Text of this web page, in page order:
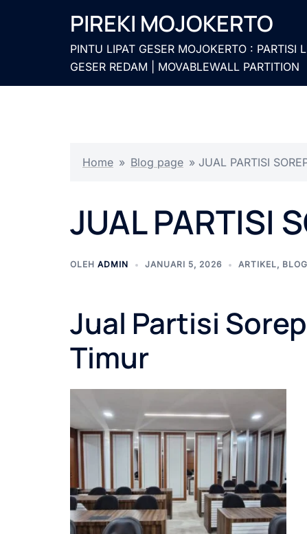
PIREKI MOJOKERTO
PINTU LIPAT GESER MOJOKERTO : PARTISI
GESER REDAM | MOVABLEWALL PARTITION
Home » Blog page » JUAL PARTISI
JUAL PARTISI
OLEH ADMIN JANUARI 5, 2026 ARTIKEL, BLOG
Jual Partisi
Timur